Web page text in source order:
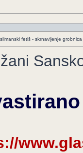
fetiš - skrnavljenje